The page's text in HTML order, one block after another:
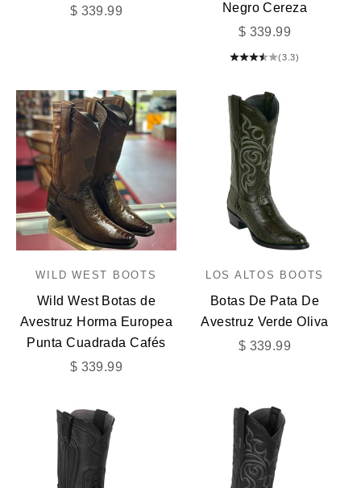
Precio de oferta
$ 339.99
Negro Cereza
Precio de oferta
$ 339.99
(3.3)
WILD WEST BOOTS
Wild West Botas de
Avestruz Horma Europea
Punta Cuadrada Cafés
Precio de oferta
$ 339.99
LOS ALTOS BOOTS
Botas De Pata De
Avestruz Verde Oliva
Precio de oferta
$ 339.99